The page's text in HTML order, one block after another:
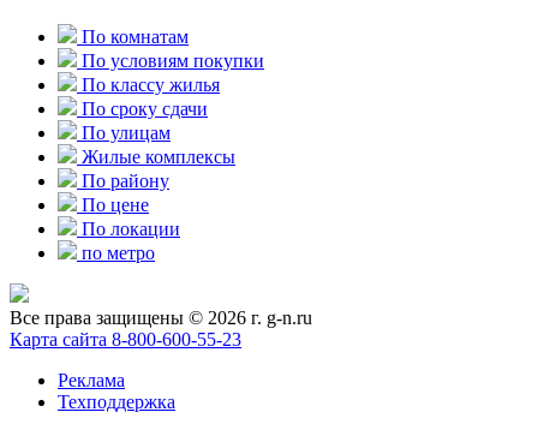
По комнатам
По условиям покупки
По классу жилья
По сроку сдачи
По улицам
Жилые комплексы
По району
По цене
По локации
по метро
Все права защищены © 2026 г. g-n.ru
Карта сайта 8-800-600-55-23
Реклама
Техподдержка